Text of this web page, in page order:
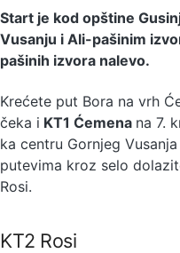
Start je kod opštine
Vusanju i Ali-pašinim
pašinih izvora nalevo.
Krećete put Bora na vrh
čeka i KT1 Ćemena na 7.
ka centru Gornjeg
putevima kroz selo
Rosi.
KT2 Rosi